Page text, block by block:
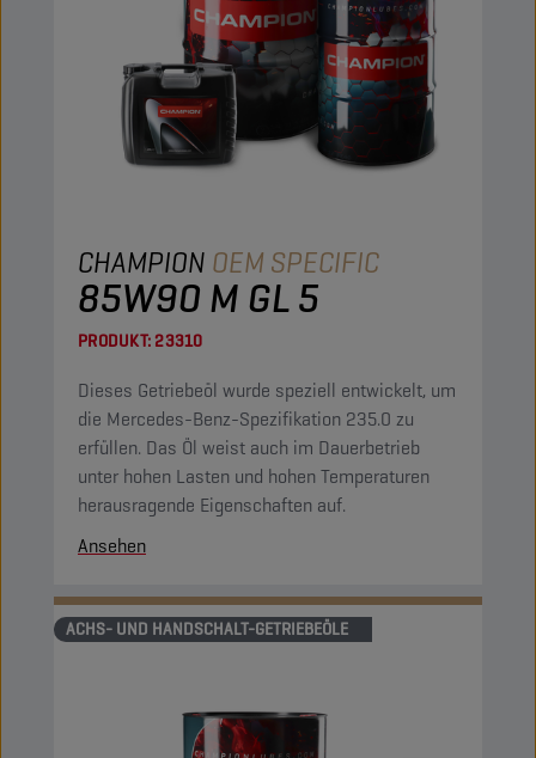
CHAMPION OEM SPECIFIC
85W90 M GL 5
PRODUKT:23310
Dieses Getriebeöl wurde speziell entwickelt, um
die Mercedes-Benz-Spezifikation 235.0 zu
erfüllen. Das Öl weist auch im Dauerbetrieb
unter hohen Lasten und hohen Temperaturen
herausragende Eigenschaften auf.
Ansehen
ACHS- UND HANDSCHALT-GETRIEBEÖLE